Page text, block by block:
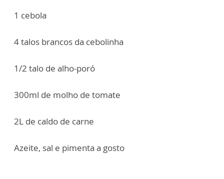
1 cebola
4 talos brancos da cebolinha
1/2 talo de alho-poró
300ml de molho de tomate
2L de caldo de carne
Azeite, sal e pimenta a gosto